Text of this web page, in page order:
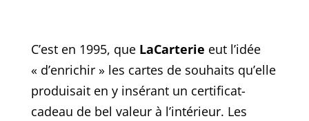
C’est en 1995, que LaCarterie eut l’idée
« d’enrichir » les cartes de souhaits qu’elle
produisait en y insérant un certificat-
cadeau de bel valeur à l’intérieur. Les